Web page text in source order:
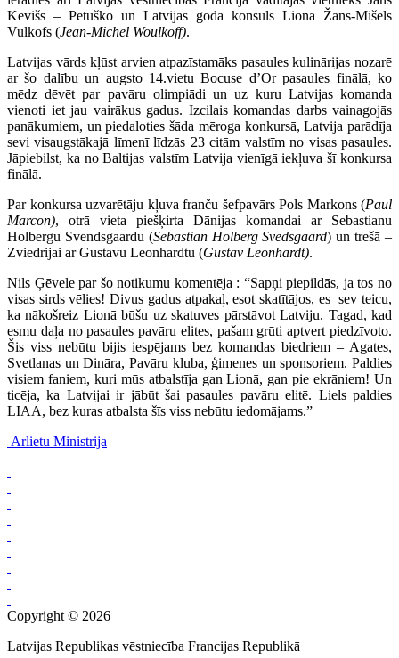
Kevišs – Petuško un Latvijas goda konsuls Lionā Žans-Mišels
Vulkofs (Jean-Michel Woulkoff).
Latvijas vārds kļūst arvien atpazīstamāks pasaules kulinārijas nozarē
ar šo dalību un augsto 14.vietu Bocuse d’Or pasaules finālā, ko
mēdz dēvēt par pavāru olimpiādi un uz kuru Latvijas komanda
vienoti iet jau vairākus gadus. Izcilais komandas darbs vainagojās
panākumiem, un piedaloties šāda mēroga konkursā, Latvija parādīja
sevi visaugstākajā līmenī līdzās 23 citām valstīm no visas pasaules.
Jāpiebilst, ka no Baltijas valstīm Latvija vienīgā iekļuva šī konkursa
finālā.
Par konkursa uzvarētāju kļuva franču šefpavārs Pols Markons (Paul
Marcon), otrā vieta piešķirta Dānijas komandai ar Sebastianu
Holbergu Svendsgaardu (Sebastian Holberg Svedsgaard) un trešā –
Zviedrijai ar Gustavu Leonhardtu (Gustav Leonhardt).
Nils Ģēvele par šo notikumu komentēja : “Sapņi piepildās, ja tos no
visas sirds vēlies! Divus gadus atpakaļ, esot skatītājos, es sev teicu,
ka nākošreiz Lionā būšu uz skatuves pārstāvot Latviju. Tagad, kad
esmu daļa no pasaules pavāru elites, pašam grūti aptvert piedzīvoto.
Šis viss nebūtu bijis iespējams bez komandas biedriem – Agates,
Svetlanas un Dināra, Pavāru kluba, ģimenes un sponsoriem. Paldies
visiem faniem, kuri mūs atbalstīja gan Lionā, gan pie ekrāniem! Un
ticēja, ka Latvijai ir jābūt šai pasaules pavāru elitē. Liels paldies
LIAA, bez kuras atbalsta šīs viss nebūtu iedomājams.”
Ārlietu Ministrija
Copyright © 2026
Latvijas Republikas vēstniecība Francijas Republikā